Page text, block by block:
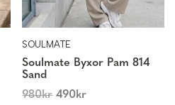
SOULMATE
Soulmate Byxor Pam 814
Sand
980kr 490kr